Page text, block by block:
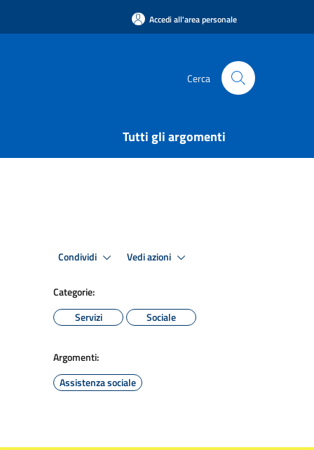
Accedi all'area personale
Cerca
Tutti gli argomenti
Condividi Vedi azioni
Categorie:
Servizi
Sociale
Argomenti:
Assistenza sociale